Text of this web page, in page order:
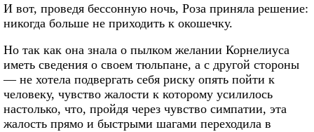
И вот, проведя бессонную ночь, Роза приняла решение:
никогда больше не приходить к окошечку.
Но так как она знала о пылком желании Корнелиуса
иметь сведения о своем тюльпане, а с другой стороны
— не хотела подвергать себя риску опять пойти к
человеку, чувство жалости к которому усилилось
настолько, что, пройдя через чувство симпатии, эта
жалость прямо и быстрыми шагами переходила в